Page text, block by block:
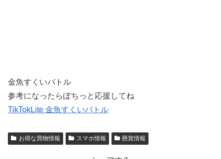
金魚すくいバトル
参考になったらぽちっと応援してね
TikTokLite 金魚すくいバトル
お得な買物情報 スマホ情報 懸賞情報